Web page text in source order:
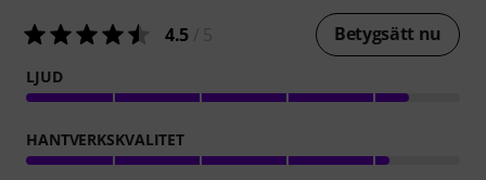
4.5 Betygsätt nu
LJUD
HANTVERKSKVALITET